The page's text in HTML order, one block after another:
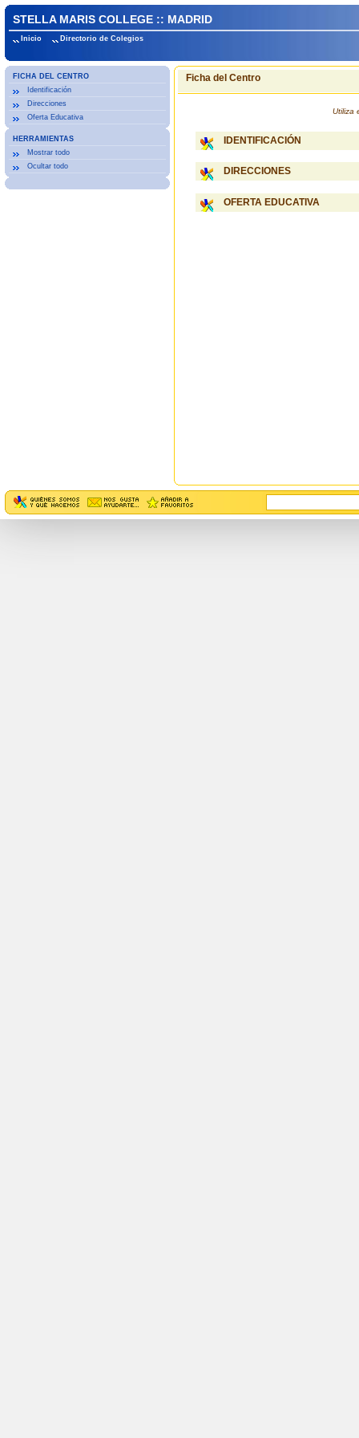
STELLA MARIS COLLEGE :: MADRID
Inicio Directorio de Colegios
FICHA DEL CENTRO
Identificación
Direcciones
Oferta Educativa
HERRAMIENTAS
Mostrar todo
Ocultar todo
Ficha del Centro
Utiliza
IDENTIFICACIÓN
DIRECCIONES
OFERTA EDUCATIVA